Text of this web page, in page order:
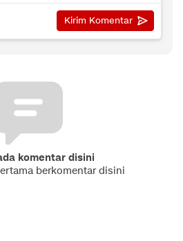
komentar disini
berkomentar disini